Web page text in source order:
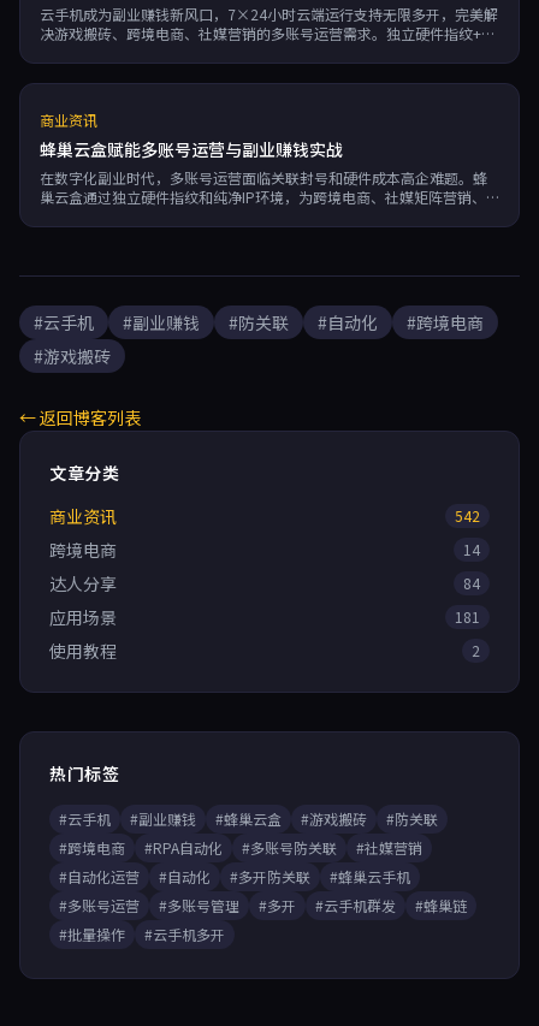
云手机成为副业赚钱新风口，7×24小时云端运行支持无限多开，完美解
决游戏搬砖、跨境电商、社媒营销的多账号运营需求。独立硬件指纹+独
商业资讯
蜂巢云盒赋能多账号运营与副业赚钱实战
在数字化副业时代，多账号运营面临关联封号和硬件成本高企难题。蜂
巢云盒通过独立硬件指纹和纯净IP环境，为跨境电商、社媒矩阵营销、
#云手机 #副业赚钱 #防关联 #自动化
#跨境电商
#游戏搬砖
← 返回博客列表
文章分类
商业资讯
542
跨境电商 14
达人分享 84
应用场景 181
使用教程 2
热门标签
#云手机 #副业赚钱 #蜂巢云盒 #游戏搬砖
#防关联
#跨境电商
#RPA自动化 #多账号防关联
#社媒营销
#自动化运营
#自动化 #多开防关联
#蜂巢云手机
#多账号运营
#多账号管理 #多开 #云手机群发
#蜂巢链
#批量操作
#云手机多开